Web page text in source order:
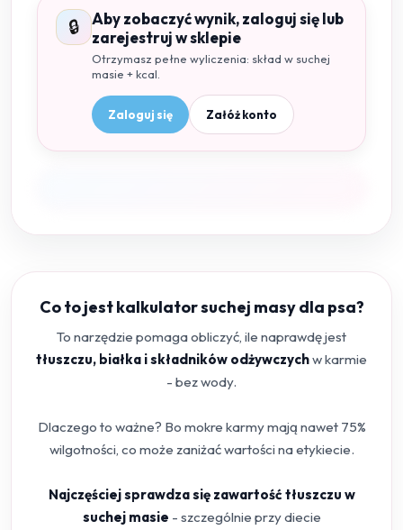
🔒
Aby zobaczyć wynik, zaloguj się lub
zarejestruj w sklepie
Otrzymasz pełne wyliczenia: skład w suchej
masie + kcal.
Zaloguj się Załóż konto
Co to jest kalkulator suchej masy dla psa?
To narzędzie pomaga obliczyć, ile naprawdę jest
tłuszczu, białka i składników odżywczychw karmie
- bez wody.
Dlaczego to ważne? Bo mokre karmy mają nawet 75%
wilgotności, co może zaniżać wartości na etykiecie.
Najczęściej sprawdza się zawartość tłuszczu w
suchej masie - szczególnie przy diecie